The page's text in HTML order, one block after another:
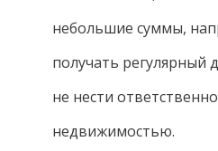
небольшие суммы,
получать регулярный
не нести
недвижимостью.